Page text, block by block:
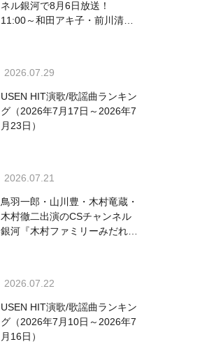
ネル銀河で8月6日放送！
11:00～和田アキ子・前川清
2026.07.29
USEN HIT演歌/歌謡曲ランキン
グ（2026年7月17日～2026年7
月23日）
2026.07.21
鳥羽一郎・山川豊・木村竜蔵・
木村徹二出演のCSチャンネル
銀河『木村ファミリーみだれ旅
2026.07.22
USEN HIT演歌/歌謡曲ランキン
グ（2026年7月10日～2026年7
月16日）